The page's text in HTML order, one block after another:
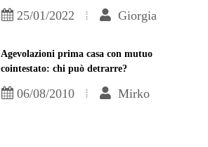
25/01/2022 Giorgia
Agevolazioni prima casa con mutuo
cointestato: chi può detrarre?
06/08/2010 Mirko